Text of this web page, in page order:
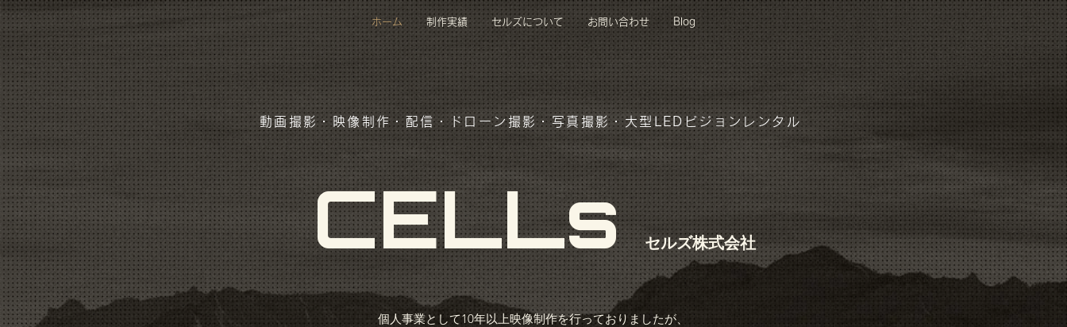
ホーム 制作実績 セルズについて お問い合わせ Blog
動画撮影・映像制作・配信・ドローン撮影・写真撮影・大型LED​ビジョンレンタル
CELLsセルズ株式会社
個人事業として10年以上映像制作を行っておりましたが、